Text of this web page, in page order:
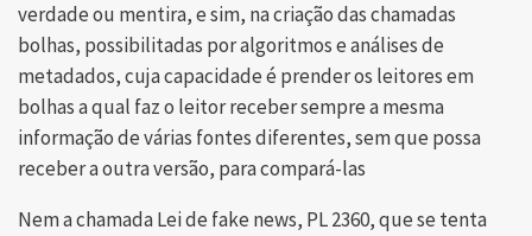
verdade ou mentira, e sim, na criação das chamadas
bolhas, possibilitadas por algoritmos e análises de
metadados, cuja capacidade é prender os leitores em
bolhas a qual faz o leitor receber sempre a mesma
informação de várias fontes diferentes, sem que possa
receber a outra versão, para compará-las
Nem a chamada Lei de fake news, PL 2360, que se tenta